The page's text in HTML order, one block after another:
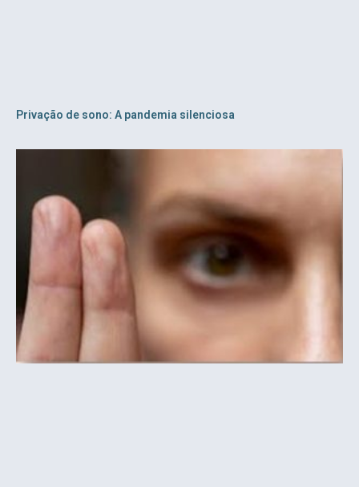
Privação de sono: A pandemia silenciosa